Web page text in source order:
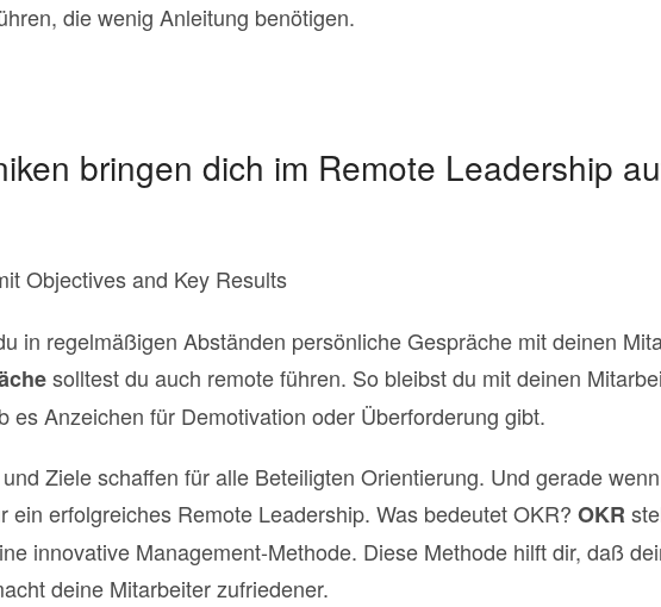
die wenig Anleitung benötigen.
bringen dich im Remote Leadership
Objectives and Key Results
in regelmäßigen Abständen persönliche Gespräche mit deinen
solltest du auch remote führen. So bleibst du mit deinen
es Anzeichen für Demotivation oder Überforderung gibt.
Ziele schaffen für alle Beteiligten Orientierung. Und gerade
ein erfolgreiches Remote Leadership. Was bedeutet OKR? OKR
innovative Management-Methode. Diese Methode hilft dir, daß
deine Mitarbeiter zufriedener.